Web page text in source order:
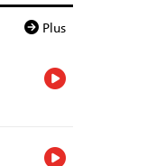
Plus